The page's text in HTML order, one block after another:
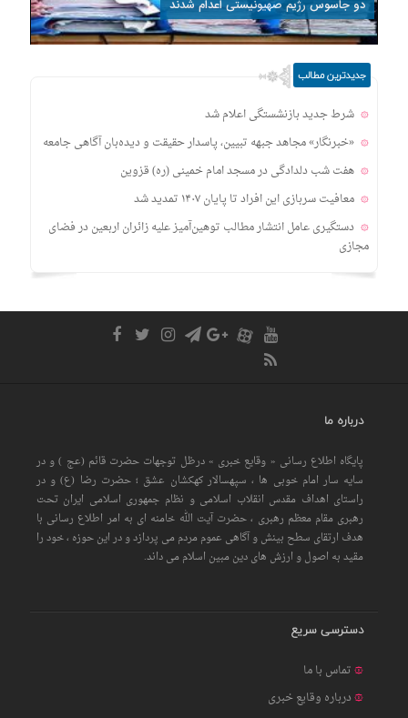
دو جاسوس رژیم صهیونیستی اعدام شدند
جدیدترین مطالب
شرط جدید بازنشستگی اعلام شد
«خبرنگار» مجاهد جبهه تبیین، پاسدار حقیقت و دیده‌بان آگاهی جامعه
هفت شب دلدادگی در مسجد امام خمینی (ره) قزوین
معافیت سربازی این افراد تا پایان ۱۴۰۷ تمدید شد
دستگیری عامل انتشار مطالب توهین‌آمیز علیه زائران اربعین در فضای
مجازی
درباره ما
پایگاه اطلاع رسانی « وقایع خبری » درظل توجهات حضرت قائم (عج ) و در
سایه سار امام خوبی ها ، سپهسالار کهکشان عشق ؛ حضرت رضا (ع) و در
راستای اهداف مقدس انقلاب اسلامی و نظام جمهوری اسلامی ایران تحت
رهبری مقام معظم رهبری ، حضرت آیت الله خامنه ای به امر اطلاع رسانی با
هدف ارتقای سطح بینش و آگاهی عموم مردم می پردازد و در این حوزه ، خود را
مقید به اصول و ارزش های دین مبین اسلام می داند.
دسترسی سریع
تماس با ما
درباره وقایع خبری